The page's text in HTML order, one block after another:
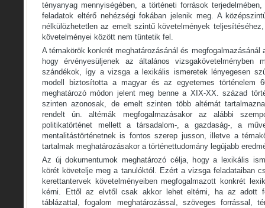
tényanyag mennyiségében, a történeti források
feladatok eltérő nehézségi fokában jelenik meg. A
nélkülözhetetlen az emelt szintű követelmények
követelményei között nem tüntetik fel.
A témakörök konkrét meghatározásánál és
hogy érvényesüljenek az általános vizsgakövetelményben
szándékok, így a vizsga a lexikális ismeretek lényegesen
modell biztosította a magyar és az egyetemes történelem
meghatározó módon jelent meg benne a XIX-XX. század
szinten azonosak, de emelt szinten több altémát
rendelt ún. altémák megfogalmazásakor az alábbi
politikatörténet mellett a társadalom-, a gazdaság-, a
mentalitástörténetnek is fontos szerep jusson, illetve a
tartalmak meghatározásakor a történettudomány legújabb
Az új dokumentumok meghatározó célja, hogy a lexikális
körét követelje meg a tanulóktól. Ezért a vizsga feladataiban
kerettantervek követelményeiben megfogalmazott konkrét
kérni. Ettől az elvtől csak akkor lehet eltérni, ha az adott
táblázattal, fogalom meghatározással, szöveges forrással,